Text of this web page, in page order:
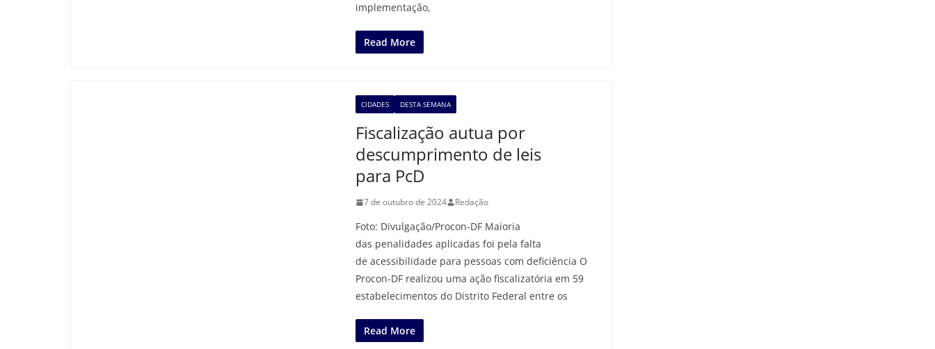
implementação,
Read More
CIDADES DESTA SEMANA
Fiscalização autua por
descumprimento de leis
para PcD
7 de outubro de 2024 Redação
Foto: Divulgação/Procon-DF Maioria
das penalidades aplicadas foi pela falta
de acessibilidade para pessoas com deficiência O
Procon-DF realizou uma ação fiscalizatória em 59
estabelecimentos do Distrito Federal entre os
Read More